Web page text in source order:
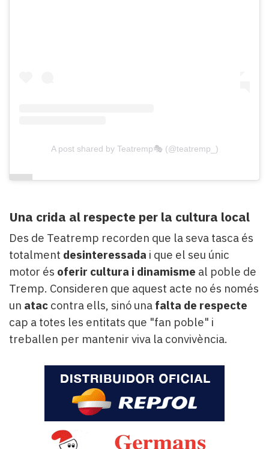
A post shared by Teatremp🎭 (@teatremp_)
Una crida al respecte per la cultura local
Des de Teatremp recorden que la seva tasca és
totalment desinteressada i que el seu únic
motor és oferir cultura i dinamisme al poble de
Tremp. Consideren que aquest acte no és només
un atac contra ells, sinó una falta de respecte
cap a totes les entitats que "fan poble" i
treballen per mantenir viva la convivència.